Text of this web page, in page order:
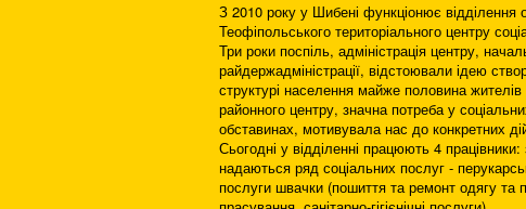
З 2010 року у Шибені функціонює відділення
Теофіпольського територіального центру
Три роки поспіль, адміністрація центру,
райдержадміністрації, відстоювали ідею
структурі населення майже половина жителів
районного центру, значна потреба у
обставинах, мотивувала нас до конкретних
Сьогодні у відділенні працюють 4
надаються ряд соціальних послуг -
послуги швачки (пошиття та ремонт одягу та